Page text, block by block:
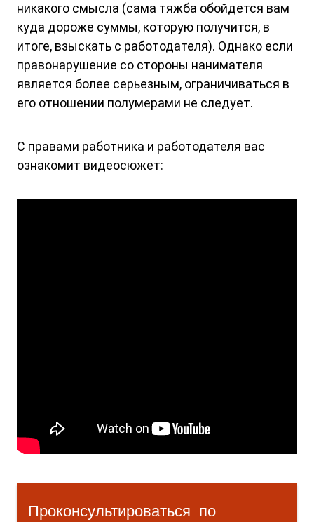
никакого смысла (сама тяжба обойдется вам
куда дороже суммы, которую получится, в
итоге, взыскать с работодателя). Однако если
правонарушение со стороны нанимателя
является более серьезным, ограничиваться в
его отношении полумерами не следует.
С правами работника и работодателя вас
ознакомит видеосюжет: